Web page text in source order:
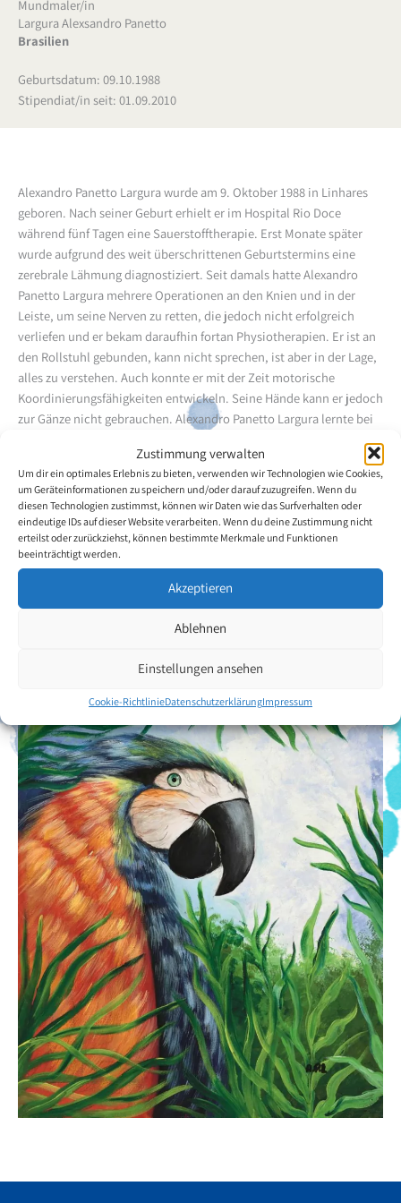
Zustimmung verwalten
Um dir ein optimales Erlebnis zu bieten, verwenden wir Technologien wie Cookies,
um Geräteinformationen zu speichern und/oder darauf zuzugreifen. Wenn du
diesen Technologien zustimmst, können wir Daten wie das Surfverhalten oder
eindeutige IDs auf dieser Website verarbeiten. Wenn du deine Zustimmung nicht
erteilst oder zurückziehst, können bestimmte Merkmale und Funktionen
beeinträchtigt werden.
Akzeptieren
Ablehnen
Einstellungen ansehen
Cookie-RichtlinieDatenschutzerklärungImpressum
Mundmaler/in
Largura Alexsandro Panetto
Brasilien
Geburtsdatum: 09.10.1988
Stipendiat/in seit: 01.09.2010
Alexandro Panetto Largura wurde am 9. Oktober 1988 in Linhares
geboren. Nach seiner Geburt erhielt er im Hospital Rio Doce
während fünf Tagen eine Sauerstofftherapie. Erst Monate später
wurde aufgrund des weit überschrittenen Geburtstermins eine
zerebrale Lähmung diagnostiziert. Seit damals hatte Alexandro
Panetto Largura mehrere Operationen an den Knien und in der
Leiste, um seine Nerven zu retten, die jedoch nicht erfolgreich
verliefen und er bekam daraufhin fortan Physiotherapien. Er ist an
den Rollstuhl gebunden, kann nicht sprechen, ist aber in der Lage,
alles zu verstehen. Auch konnte er mit der Zeit motorische
Koordinierungsfähigkeiten entwickeln. Seine Hände kann er jedoch
zur Gänze nicht gebrauchen. Alexandro Panetto Largura lernte bei
Behinderung mühsam zu lesen, zu rechnen und einen Computer zu
bedienen. Auch begann er dort mit dem Mund zu malen, was er bis
heute mit Begeisterung macht. Der Mundmaler malt mit Vorliebe
Landschaften und er konnte im Rahmen der brasilianischen
Talentshow an der "Barra da Primavera-Ausstellung" in seiner
Heimatstadt teilnehmen.
Zurück zur Künstlerübersicht